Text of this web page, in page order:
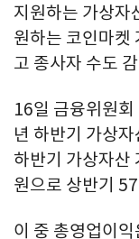
지원하는 가상자
원하는 코인마켓
고 종사자 수도
16일 금융위원
년 하반기 가상
하반기 가상자산
원으로 상반기
이 중 총영업이